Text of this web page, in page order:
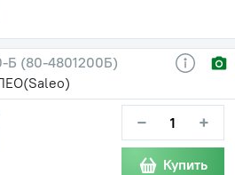
Б (80-4801200Б)
− +
Купить